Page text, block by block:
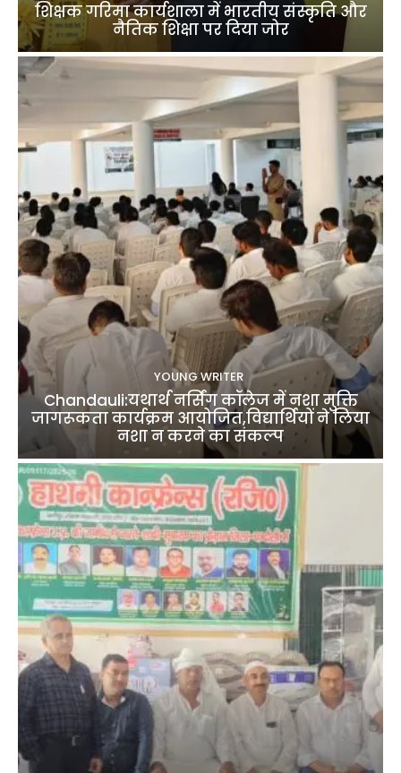
शिक्षक गरिमा कार्यशाला में भारतीय संस्कृति और
नैतिक शिक्षा पर दिया जोर
YOUNG WRITER
Chandauli:यथार्थ नर्सिंग कॉलेज में नशा मुक्ति
जागरूकता कार्यक्रम आयोजित,विद्यार्थियों ने लिया
नशा न करने का संकल्प